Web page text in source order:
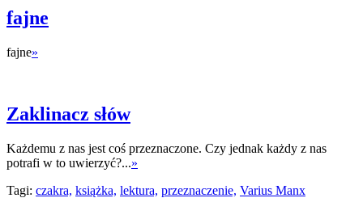
fajne
fajne»
Zaklinacz słów
Każdemu z nas jest coś przeznaczone. Czy jednak każdy z nas
potrafi w to uwierzyć?...»
Tagi: czakra, książka, lektura, przeznaczenie, Varius Manx